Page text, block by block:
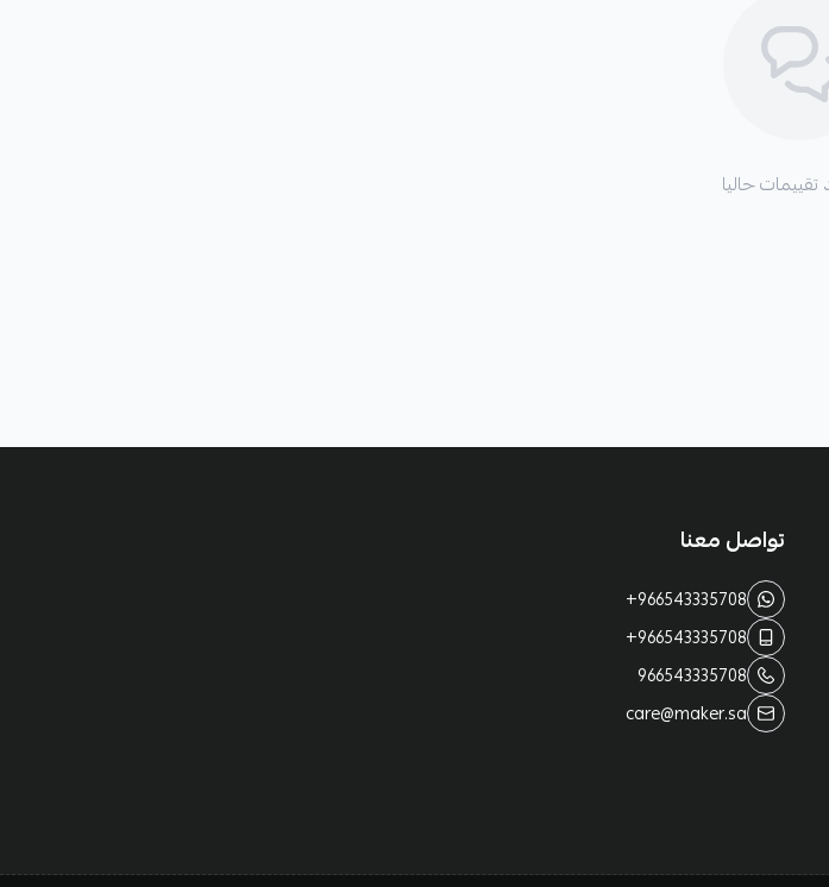
تقييمات حاليا
تواصل معنا
+966543335708
+966543335708
966543335708
care@maker.sa